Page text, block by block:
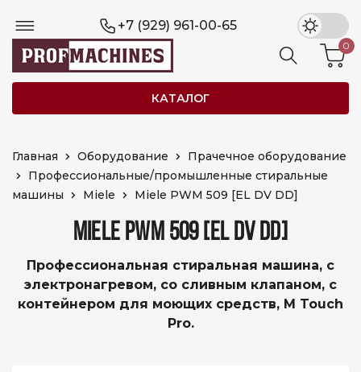
+7 (929) 961-00-65
КАТАЛОГ
0
Главная Оборудование
Прачечное оборудование
Профессиональные/промышленные стиральные
машины
Miele Miele PWM 509 [EL DV DD]
MIELE PWM 509 [EL DV DD]
Профессиональная стиральная машина, с
электронагревом, со сливным клапаном, с
контейнером для моющих средств, M Touch
Pro.